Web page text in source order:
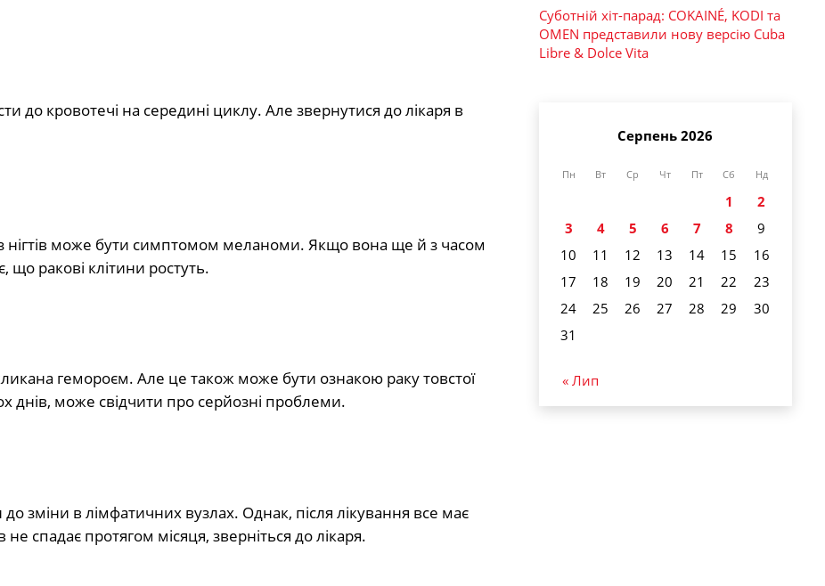
до кровотечі на середині циклу. Але звернутися до лікаря в
нігтів може бути симптомом меланоми. Якщо вона ще й з часом
що ракові клітини ростуть.
гемороєм. Але це також може бути ознакою раку товстої
днів, може свідчити про серйозні проблеми.
зміни в лімфатичних вузлах. Однак, після лікування все має
спадає протягом місяця, зверніться до лікаря.
Суботній хіт-парад: COKAINÉ, KODI та
OMEN представили нову версію Cuba
Libre & Dolce Vita
Серпень 2026
Пн Вт Ср Чт Пт Сб Нд
1
2
3
4 5 6 7 8
9
10
11 12 13 14 15
16
17
18 19 20 21 22
23
24
25 26 27 28 29
30
31
« Лип